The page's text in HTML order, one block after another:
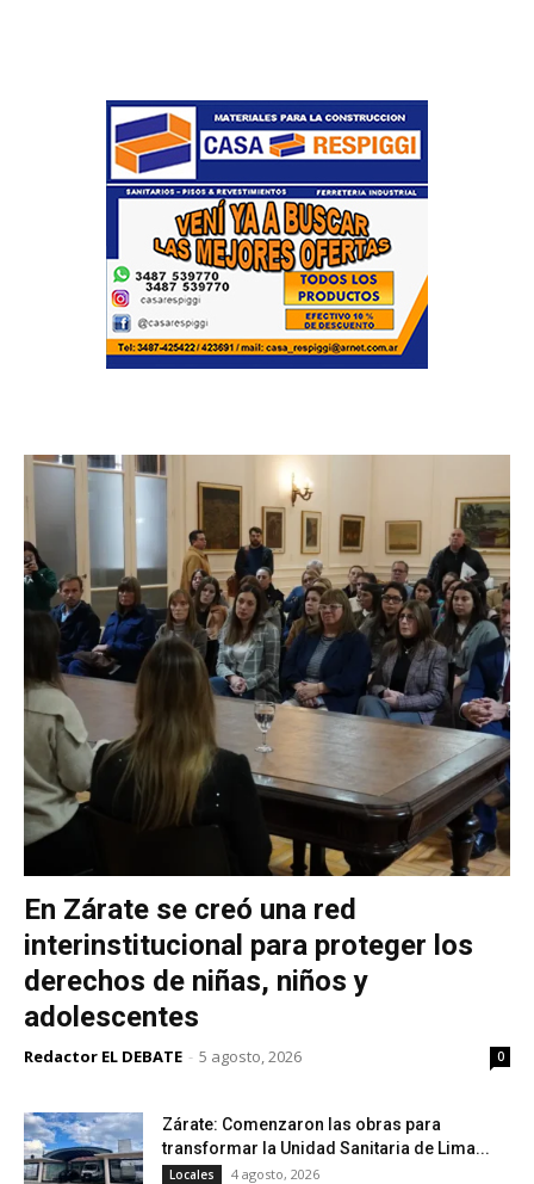
En Zárate se creó una red
interinstitucional para proteger los
derechos de niñas, niños y
adolescentes
Redactor EL DEBATE - 5 agosto, 2026 0
Zárate: Comenzaron las obras para
transformar la Unidad Sanitaria de Lima...
Locales 4 agosto, 2026